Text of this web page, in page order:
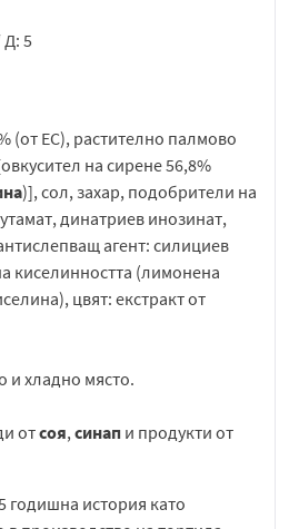
5
(от ЕС), растително палмово
на сирене 56,8%
)], сол, захар, подобрители на
динатриев инозинат,
агент: силициев
киселинността (лимонена
цвят: екстракт от
и хладно място.
отсоя,синап и продукти от
годишна история като